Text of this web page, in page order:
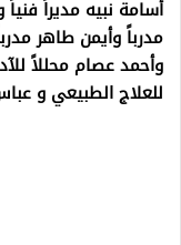
أسامة نبيه مديراً
مدرباً وأيمن طاهر
وأحمد عصام محللاً
للعلاج الطبيعي و